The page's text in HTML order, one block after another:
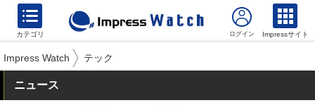
カテゴリ Impressサイト
Impress Watch テック
ニュース